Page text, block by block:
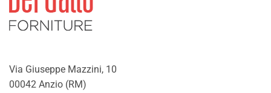
Via Giuseppe Mazzini, 10
00042 Anzio (RM)